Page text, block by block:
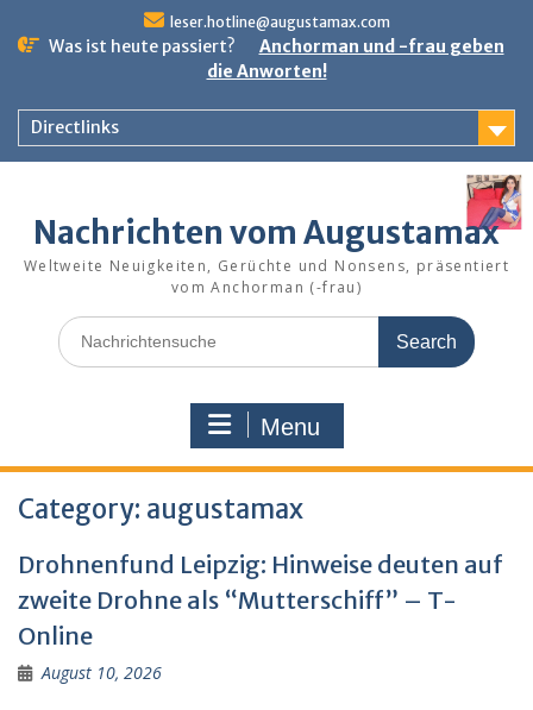
leser.hotline@augustamax.com
Was ist heute passiert?
Anchorman und -frau geben
die Anworten!
Directlinks
Nachrichten vom Augustamax
Weltweite Neuigkeiten, Gerüchte und Nonsens, präsentiert
vom Anchorman (-frau)
Search
for:
Menu
Category: augustamax
Drohnenfund Leipzig: Hinweise deuten auf
zweite Drohne als “Mutterschiff” – T-
Online
August 10, 2026